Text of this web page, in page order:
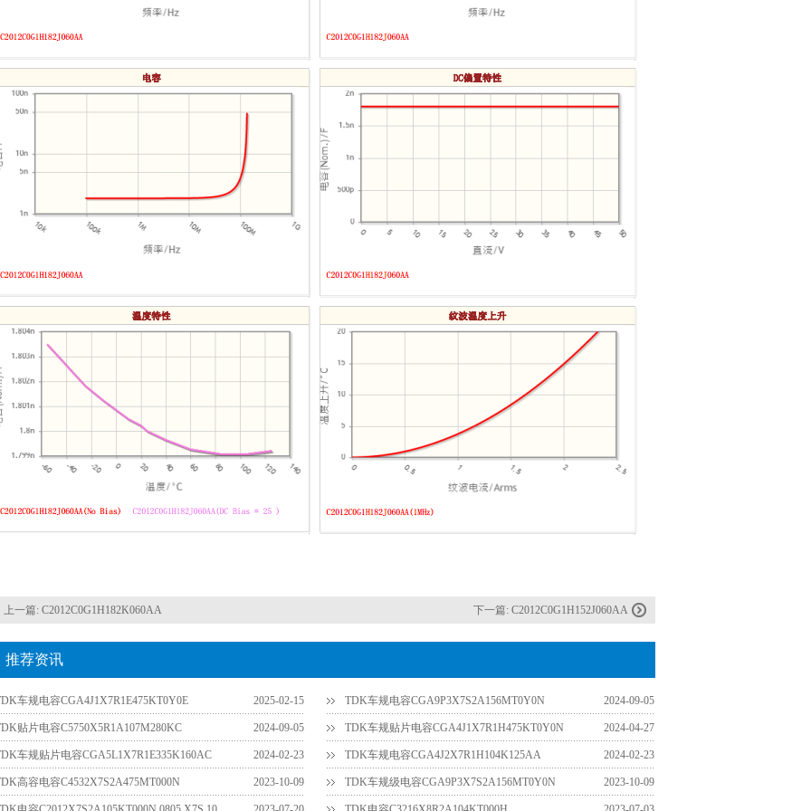
上一篇: C2012C0G1H182K060AA 下一篇: C2012C0G1H152J060AA
推荐资讯
车规电容CGA4J1X7R1E475KT0Y0E 2025-02-15 TDK车规电容CGA9P3X7S2A156MT0Y0N 2024-09-05
贴片电容C5750X5R1A107M280KC 2024-09-05 TDK车规贴片电容CGA4J1X7R1H475KT0Y0N 2024-04-27
车规贴片电容CGA5L1X7R1E335K160AC 2024-02-23 TDK车规电容CGA4J2X7R1H104K125AA 2024-02-23
高容电容C4532X7S2A475MT000N 2023-10-09 TDK车规级电容CGA9P3X7S2A156MT0Y0N 2023-10-09